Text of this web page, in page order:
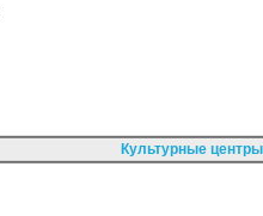
Культурные